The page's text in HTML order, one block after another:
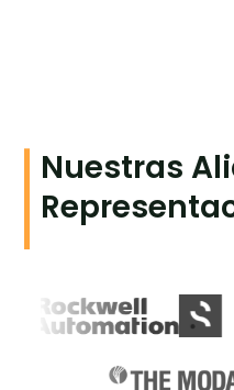
Nuestras